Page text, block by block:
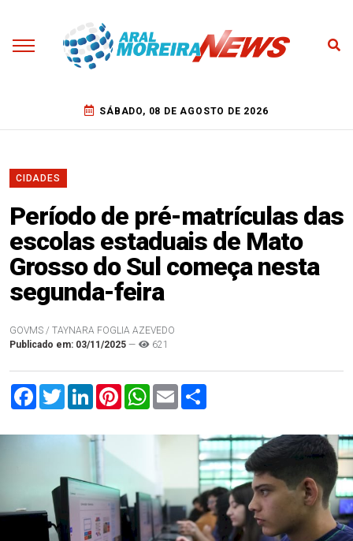
SÁBADO, 08 DE AGOSTO DE 2026
CIDADES
Período de pré-matrículas das
escolas estaduais de Mato
Grosso do Sul começa nesta
segunda-feira
GOVMS / TAYNARA FOGLIA AZEVEDO
Publicado em: 03/11/2025 — 621
FacebookTwitterLinkedInPinterestWhatsApp
Email